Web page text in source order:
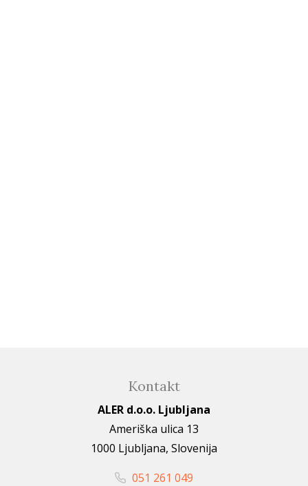
Kontakt
ALER d.o.o. Ljubljana
Ameriška ulica 13
1000 Ljubljana, Slovenija
051 261 049